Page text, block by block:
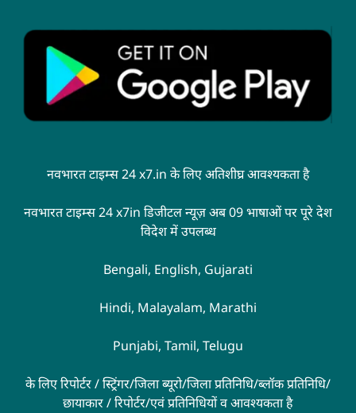
नवभारत टाइम्स 24 x7.in के लिए अतिशीघ्र आवश्यकता है
नवभारत टाइम्स 24 x7in डिजीटल न्यूज़ अब 09 भाषाओं पर पूरे देश
विदेश में उपलब्ध
Bengali, English, Gujarati
Hindi, Malayalam, Marathi
Punjabi, Tamil, Telugu
के लिए रिपोर्टर / स्ट्रिंगर/जिला ब्यूरो/जिला प्रतिनिधि/ब्लॉक प्रतिनिधि/
छायाकार / रिपोर्टर/एवं प्रतिनिधियों व आवश्यकता है